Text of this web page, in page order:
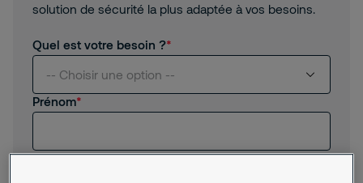
solution de sécurité la plus adaptée à vos besoins.
Quel est votre besoin ?
-- Choisir une option --
Je suis client(e) de Securitas
Prénom
Nom